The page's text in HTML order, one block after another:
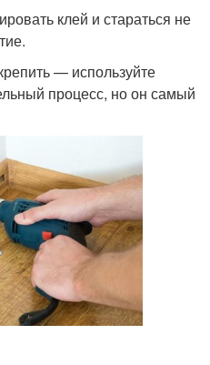
клей и стараться не
— используйте
процесс, но он самый